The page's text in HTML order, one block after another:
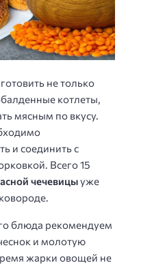
не только
котлеты,
мясным по вкусу.
и соединить с
Всего 15
чечевицыуже
блюда рекомендуем
и молотую
жарки овощей не